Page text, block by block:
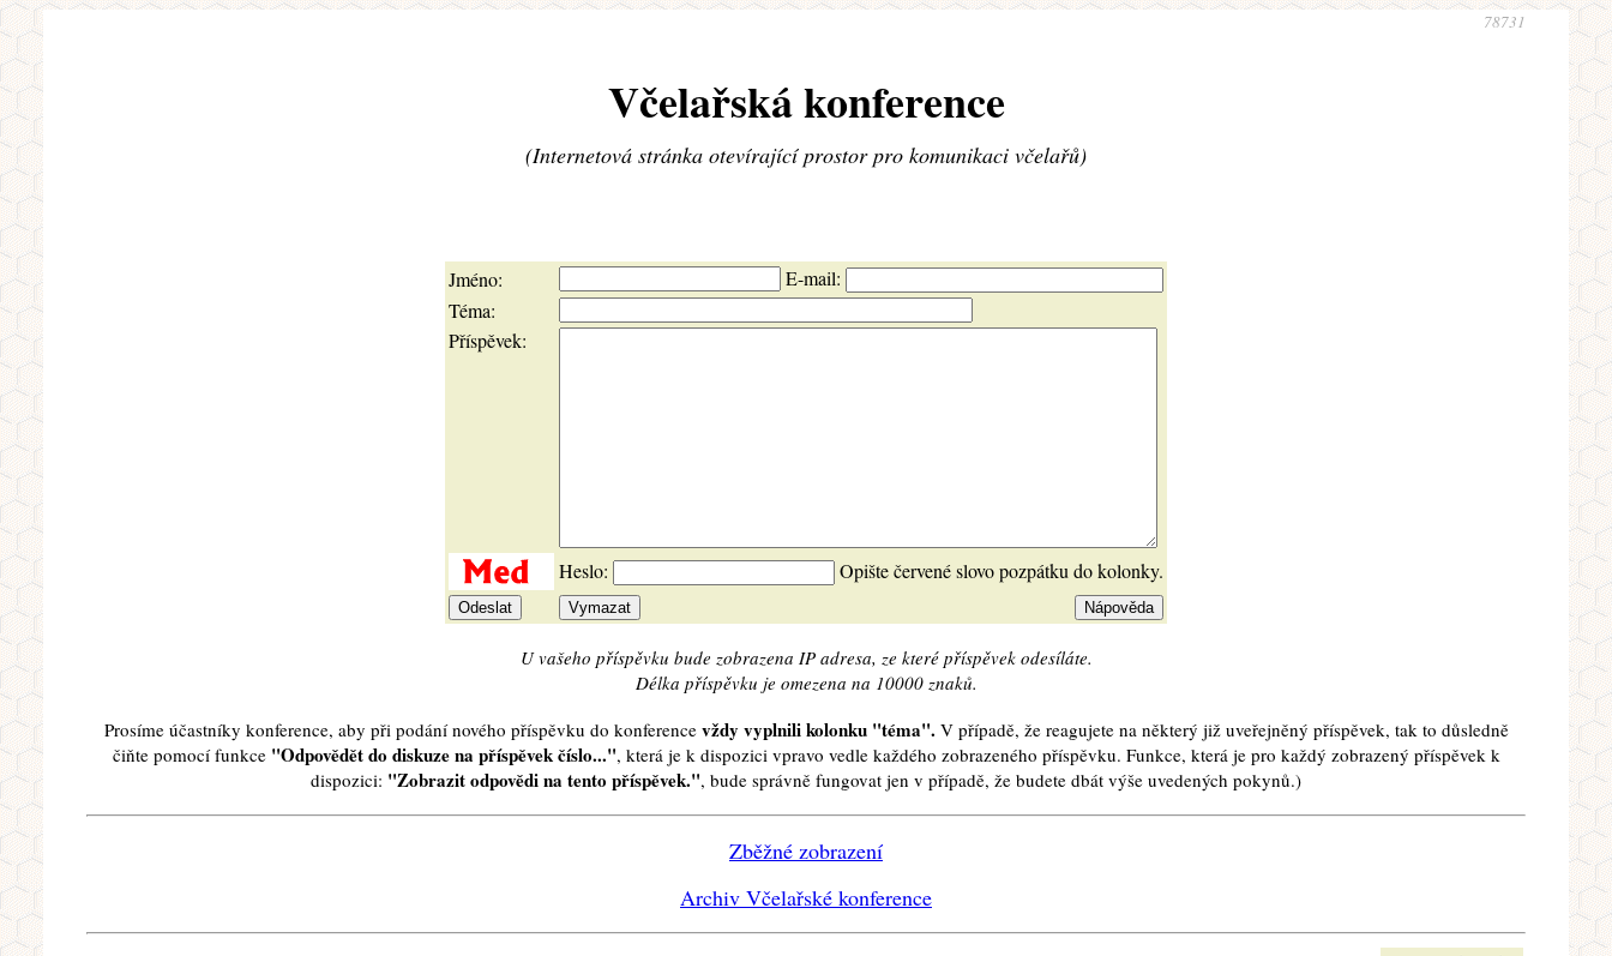
78731
Včelařská konference
(Internetová stránka otevírající prostor pro komunikaci včelařů)
Jméno:
E-mail:
Téma:
Příspěvek:
Heslo: Opište červené slovo pozpátku do kolonky.
U vašeho příspěvku bude zobrazena IP adresa, ze které příspěvek odesíláte.
Délka příspěvku je omezena na 10000 znaků.
Prosíme účastníky konference, aby při podání nového příspěvku do konference vždy vyplnili kolonku "téma". V případě, že reagujete na některý již uveřejněný příspěvek, tak to důsledně
čiňte pomocí funkce "Odpovědět do diskuze na příspěvek číslo...", která je k dispozici vpravo vedle každého zobrazeného příspěvku. Funkce, která je pro každý zobrazený příspěvek k
dispozici: "Zobrazit odpovědi na tento příspěvek.", bude správně fungovat jen v případě, že budete dbát výše uvedených pokynů.)
Zběžné zobrazení
Archiv Včelařské konference